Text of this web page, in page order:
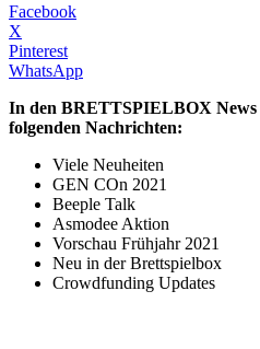
Facebook
X
Pinterest
WhatsApp
In den BRETTSPIELBOX News
folgenden Nachrichten:
Viele Neuheiten
GEN COn 2021
Beeple Talk
Asmodee Aktion
Vorschau Frühjahr 2021
Neu in der Brettspielbox
Crowdfunding Updates